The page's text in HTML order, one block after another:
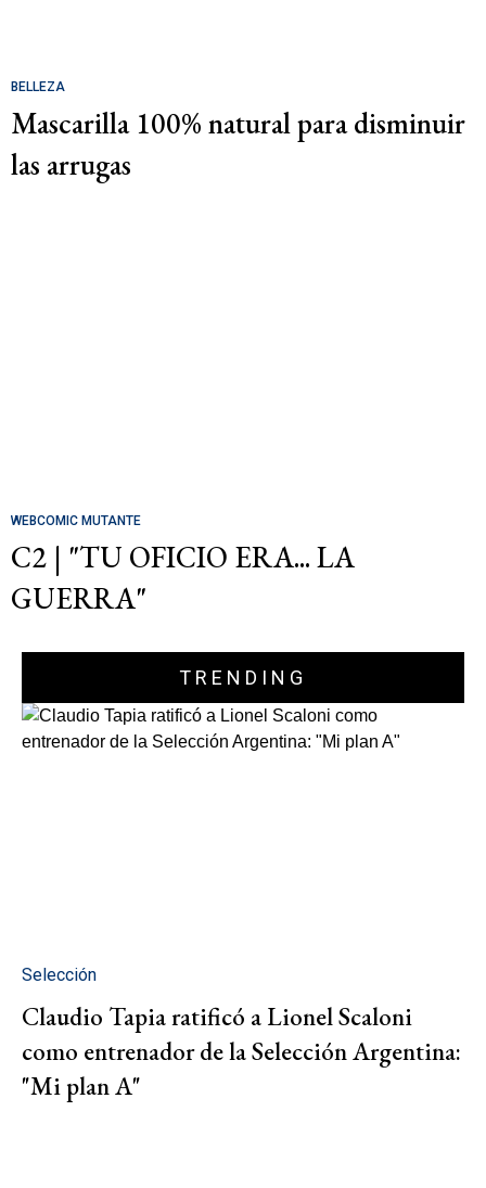
BELLEZA
Mascarilla 100% natural para disminuir
las arrugas
WEBCOMIC MUTANTE
C2 | "TU OFICIO ERA... LA
GUERRA"
TRENDING
Selección
Claudio Tapia ratificó a Lionel Scaloni
como entrenador de la Selección Argentina:
"Mi plan A"